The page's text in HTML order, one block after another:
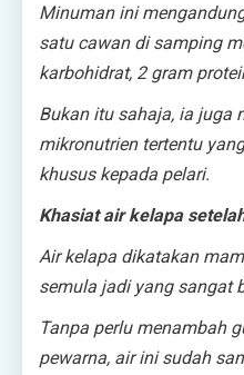
Minuman ini
satu cawan di samping
karbohidrat, 2 gram
Bukan itu sahaja, ia juga
mikronutrien tertentu
khusus kepada pelari.
Khasiat air kelapa
Air kelapa dikatakan
semula jadi yang sangat
Tanpa perlu menambah
pewarna, air ini sudah